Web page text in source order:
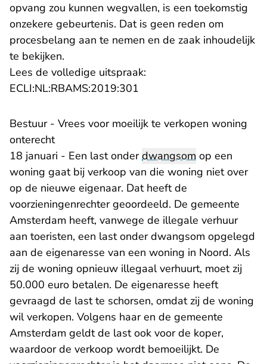
opvang zou kunnen wegvallen, is een toekomstig
onzekere gebeurtenis. Dat is geen reden om
procesbelang aan te nemen en de zaak inhoudelijk
te bekijken.
Lees de volledige uitspraak:
ECLI:NL:RBAMS:2019:301
Bestuur - Vrees voor moeilijk te verkopen woning
onterecht
18 januari - Een last onderdwangsom op een
woning gaat bij verkoop van die woning niet over
op de nieuwe eigenaar. Dat heeft de
voorzieningenrechter geoordeeld. De gemeente
Amsterdam heeft, vanwege de illegale verhuur
aan toeristen, een last onder dwangsom opgelegd
aan de eigenaresse van een woning in Noord. Als
zij de woning opnieuw illegaal verhuurt, moet zij
50.000 euro betalen. De eigenaresse heeft
gevraagd de last te schorsen, omdat zij de woning
wil verkopen. Volgens haar en de gemeente
Amsterdam geldt de last ook voor de koper,
waardoor de verkoop wordt bemoeilijkt. De